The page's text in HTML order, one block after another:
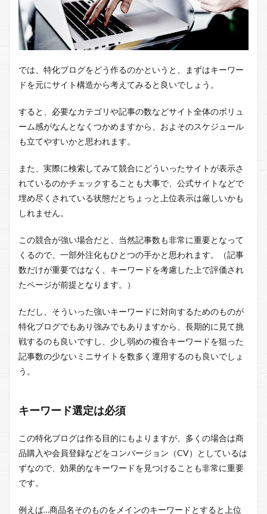
では、特化ブログをどう作るのかというと、まずはキーワー
ドを元にサイト構造から考えてみると良いでしょう。
すると、必要なカテゴリや記事の数などサイト全体のボリュ
ーム感がなんとなくつかめますから、およそのスケジュール
も立てやすいかと思われます。
また、実際に検索してみて競合にどういったサイトが表示さ
れているのかチェックすることも大事で、公式サイトなどで
埋め尽くされている状態だとちょっと上位表示は厳しいかも
しれません。
この競合が強い場合だと、当然記事数も非常に重要となって
くるので、一部外注化もひとつの手かと思われます。（記事
数だけが重要ではなく、キーワードを考慮した上で評価され
たページが前提となります。）
ただし、そういった強いキーワードに対向するためのものが
特化ブログでもあり強みでもありますから、長期的に見て挑
戦するのも良いですし、少し弱めの複合キーワードを狙った
記事数の少ないミニサイトを数多く運用するのも良いでしょ
う。
キーワード選定は必須
この特化ブログは作る目的にもよりますが、多くの場合は商
品購入や会員登録などをコンバージョン（CV）としているは
ずなので、効果的なキーワードを見つけることも非常に重要
です。
例えば…商品名そのものをメインのキーワードとすると上位